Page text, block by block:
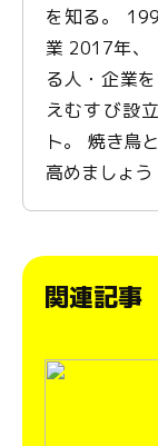
を知る。
業 2017年、
る人・企業
えむすび設
ト。 焼き鳥
高めましょう
関連記事